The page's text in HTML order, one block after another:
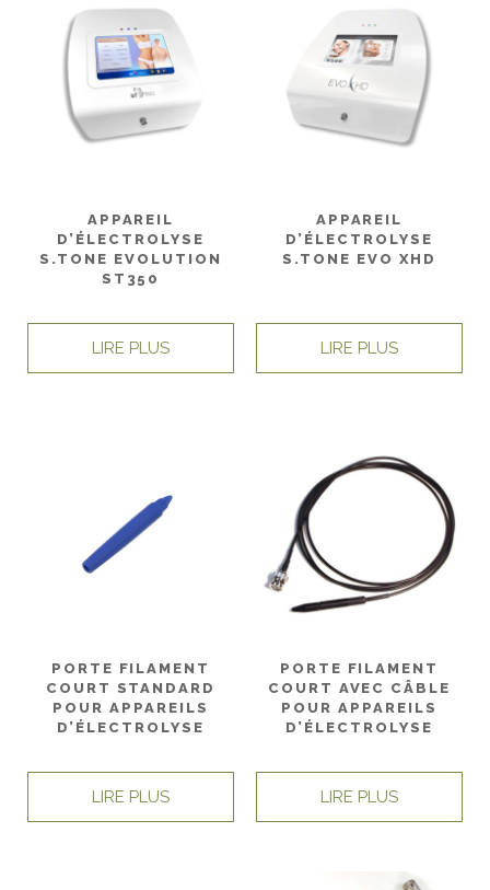
APPAREIL
D’ÉLECTROLYSE
S.TONE EVOLUTION
ST350
LIRE PLUS
APPAREIL
D’ÉLECTROLYSE
S.TONE EVO XHD
LIRE PLUS
PORTE FILAMENT
COURT STANDARD
POUR APPAREILS
D’ÉLECTROLYSE
LIRE PLUS
PORTE FILAMENT
COURT AVEC CÂBLE
POUR APPAREILS
D’ÉLECTROLYSE
LIRE PLUS